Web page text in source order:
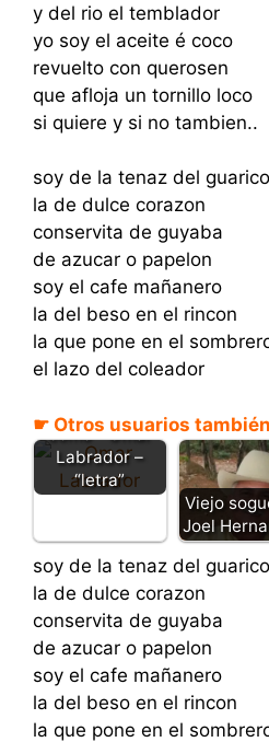
y del rio el temblador
yo soy el aceite é coco
revuelto con querosen
que afloja un tornillo loco
si quiere y si no tambien..
soy de la tenaz del
la de dulce corazon
conservita de guyaba
de azucar o papelon
soy el cafe mañanero
la del beso en el rincon
la que pone en el
el lazo del coleador
☛ Otros usuarios
como - Omar
Labrador –
“letra”
Viejo
Joel
soy de la tenaz del
la de dulce corazon
conservita de guyaba
de azucar o papelon
soy el cafe mañanero
la del beso en el rincon
la que pone en el